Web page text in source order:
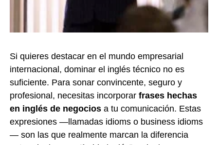
Si quieres destacar en el mundo empresarial
internacional, dominar el inglés técnico no es
suficiente. Para sonar convincente, seguro y
profesional, necesitas incorporar frases hechas
en inglés de negocios a tu comunicación. Estas
expresiones —llamadas idioms o business idioms
— son las que realmente marcan la diferencia